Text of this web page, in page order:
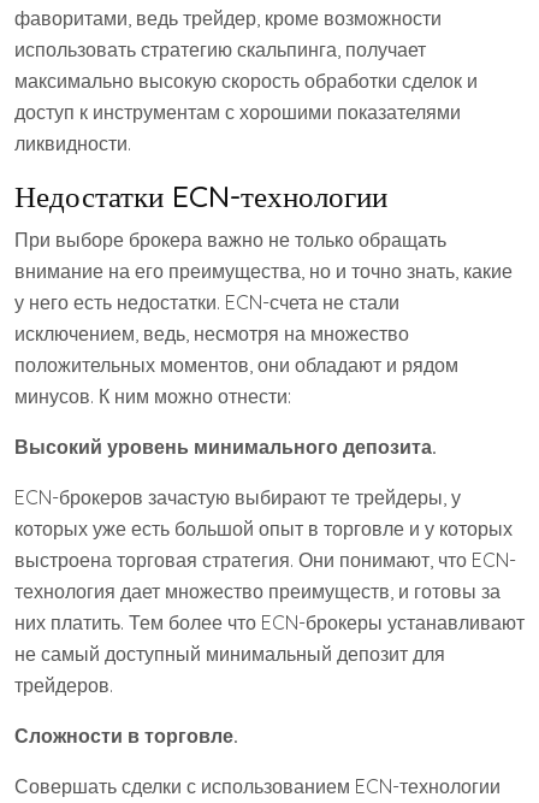
фаворитами, ведь трейдер, кроме возможности
использовать стратегию скальпинга, получает
максимально высокую скорость обработки сделок и
доступ к инструментам с хорошими показателями
ликвидности.
Недостатки ECN-технологии
При выборе брокера важно не только обращать
внимание на его преимущества, но и точно знать, какие
у него есть недостатки. ECN-счета не стали
исключением, ведь, несмотря на множество
положительных моментов, они обладают и рядом
минусов. К ним можно отнести:
Высокий уровень минимального депозита.
ECN-брокеров зачастую выбирают те трейдеры, у
которых уже есть большой опыт в торговле и у которых
выстроена торговая стратегия. Они понимают, что ECN-
технология дает множество преимуществ, и готовы за
них платить. Тем более что ECN-брокеры устанавливают
не самый доступный минимальный депозит для
трейдеров.
Сложности в торговле.
Совершать сделки с использованием ECN-технологии